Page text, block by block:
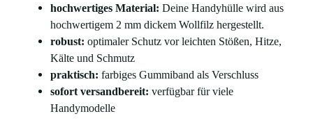
hochwertiges Material: Deine Handyhülle wird aus
hochwertigem 2 mm dickem Wollfilz hergestellt.
robust: optimaler Schutz vor leichten Stößen, Hitze,
Kälte und Schmutz
praktisch: farbiges Gummiband als Verschluss
sofort versandbereit: verfügbar für viele
Handymodelle